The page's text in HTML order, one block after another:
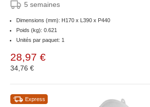
5 semaines
Dimensions (mm): H170 x L390 x P440
Poids (kg): 0.621
Unités par paquet: 1
28,97 €
34,76 €
Express